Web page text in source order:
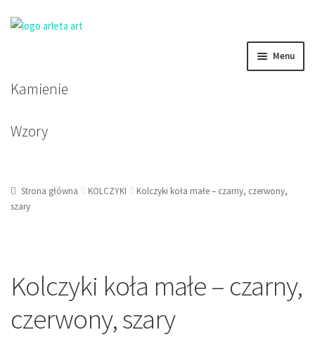
nawigacji
treści
Menu
BRANSOLETKI DAMSKIE
BRANSOLETKI MĘSKIE
KOLCZYKI
Kamienie
Wzory
Strona główna KOLCZYKI
Kolczyki koła małe – czarny, czerwony,
szary
Kolczyki koła małe – czarny,
czerwony, szary